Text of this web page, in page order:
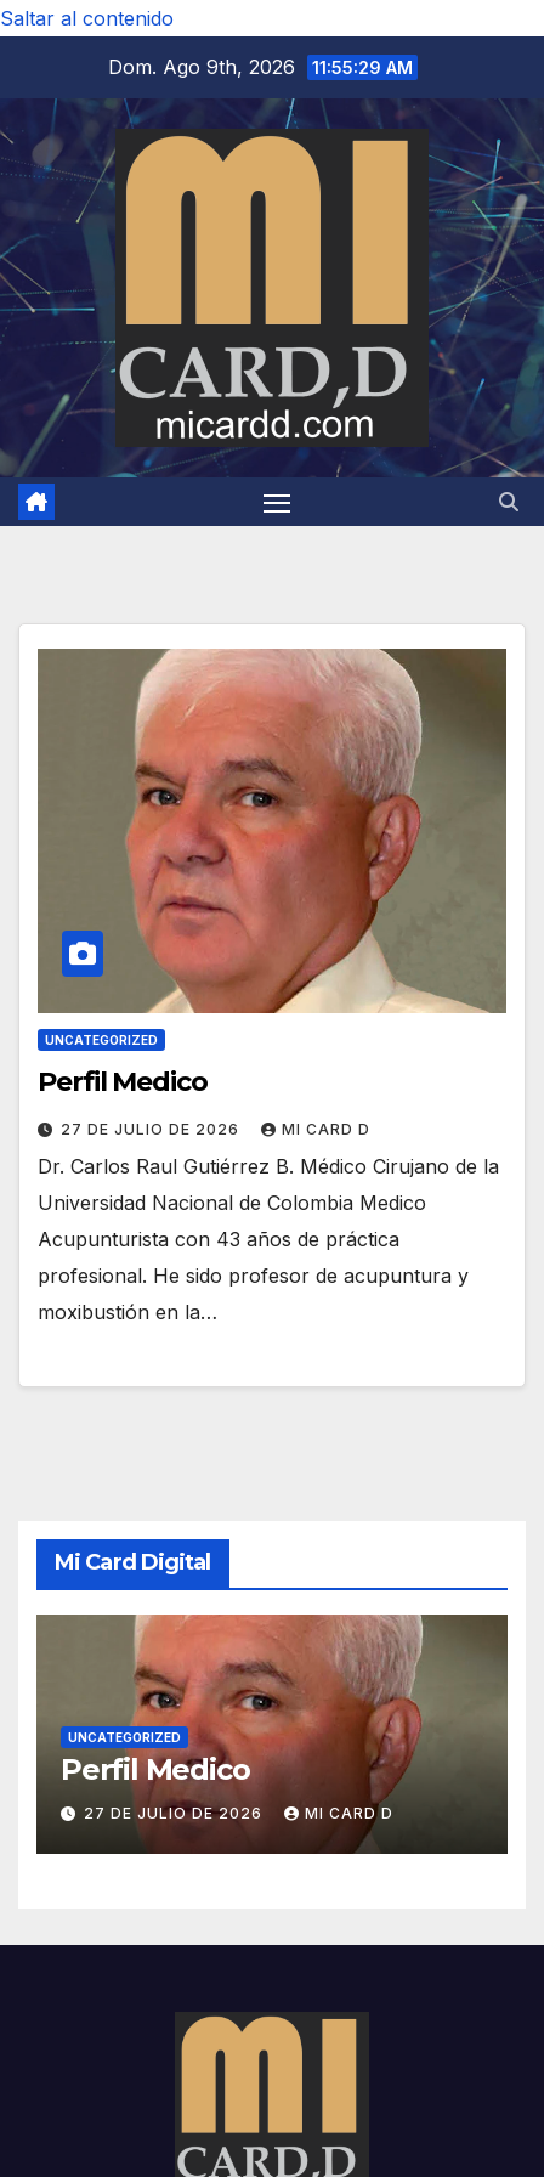
Saltar al contenido
Dom. Ago 9th, 2026
11:55:30 AM
UNCATEGORIZED
Perfil Medico
27 DE JULIO DE 2026 MI CARD D
Dr. Carlos Raul Gutiérrez B. Médico Cirujano de la
Universidad Nacional de Colombia Medico
Acupunturista con 43 años de práctica
profesional. He sido profesor de acupuntura y
moxibustión en la…
Mi Card Digital
UNCATEGORIZED
Perfil Medico
27 DE JULIO DE 2026 MI CARD D